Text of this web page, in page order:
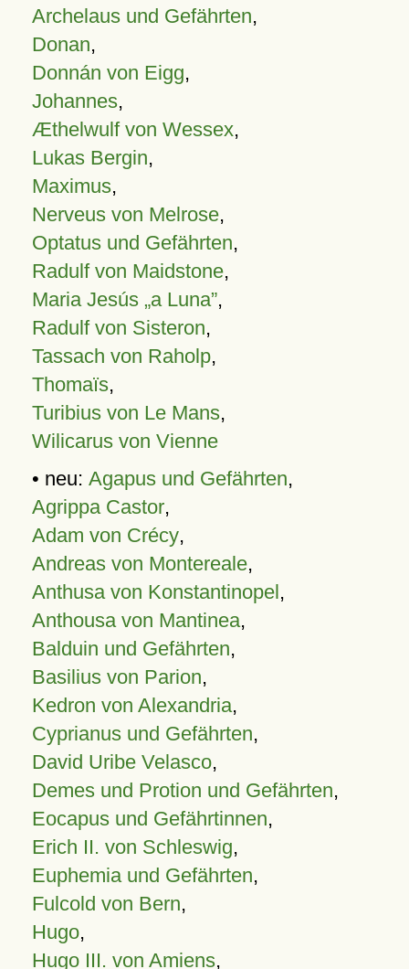
Archelaus und Gefährten,
Donan,
Donnán von Eigg,
Johannes,
Æthelwulf von Wessex,
Lukas Bergin,
Maximus,
Nerveus von Melrose,
Optatus und Gefährten,
Radulf von Maidstone,
Maria Jesús „a Luna”,
Radulf von Sisteron,
Tassach von Raholp,
Thomaïs,
Turibius von Le Mans,
Wilicarus von Vienne
• neu: Agapus und Gefährten,
Agrippa Castor,
Adam von Crécy,
Andreas von Montereale,
Anthusa von Konstantinopel,
Anthousa von Mantinea,
Balduin und Gefährten,
Basilius von Parion,
Kedron von Alexandria,
Cyprianus und Gefährten,
David Uribe Velasco,
Demes und Protion und Gefährten,
Eocapus und Gefährtinnen,
Erich II. von Schleswig,
Euphemia und Gefährten,
Fulcold von Bern,
Hugo,
Hugo III. von Amiens,